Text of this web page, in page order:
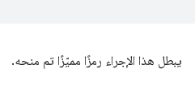
يبطل هذا الإجراء رمزًا مميّزًا تم منحه.